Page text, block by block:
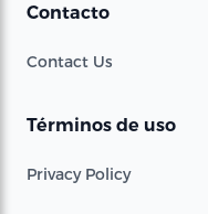
Contacto
Contact Us
Términos de uso
Privacy Policy